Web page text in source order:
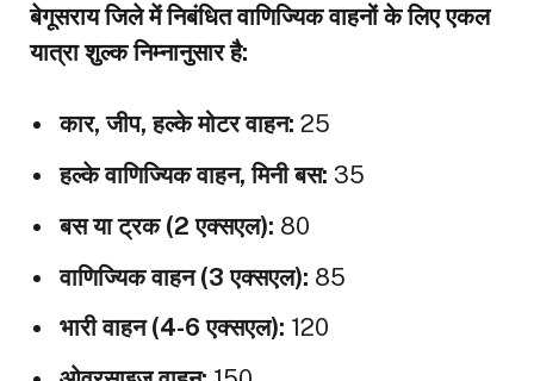
बेगूसराय जिले में निबंधित वाणिज्यिक वाहनों के लिए एकल
यात्रा शुल्क निम्नानुसार है:
कार, जीप, हल्के मोटर वाहन: ₹25
हल्के वाणिज्यिक वाहन, मिनी बस: ₹35
बस या ट्रक (2 एक्सएल): ₹80
वाणिज्यिक वाहन (3 एक्सएल): ₹85
भारी वाहन (4-6 एक्सएल): ₹120